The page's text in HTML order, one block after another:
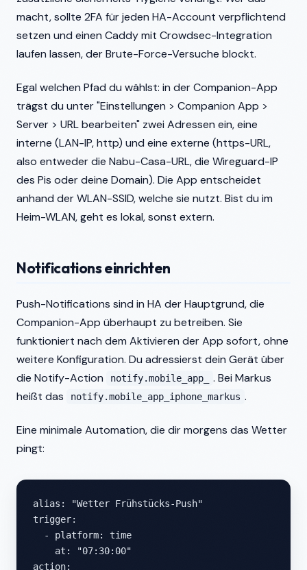
macht, sollte 2FA für jeden HA-Account verpflichtend
setzen und einen Caddy mit Crowdsec-Integration
laufen lassen, der Brute-Force-Versuche blockt.
Egal welchen Pfad du wählst: in der Companion-App
trägst du unter "Einstellungen > Companion App >
Server > URL bearbeiten" zwei Adressen ein, eine
interne (LAN-IP, http) und eine externe (https-URL,
also entweder die Nabu-Casa-URL, die Wireguard-IP
des Pis oder deine Domain). Die App entscheidet
anhand der WLAN-SSID, welche sie nutzt. Bist du im
Heim-WLAN, geht es lokal, sonst extern.
Notifications einrichten
Push-Notifications sind in HA der Hauptgrund, die
Companion-App überhaupt zu betreiben. Sie
funktioniert nach dem Aktivieren der App sofort, ohne
weitere Konfiguration. Du adressierst dein Gerät über
die Notify-Action
notify.mobile_app_
. Bei Markus
heißt das
notify.mobile_app_iphone_markus .
Eine minimale Automation, die dir morgens das Wetter
pingt:
alias: "Wetter Frühstücks-Push"
trigger:
  - platform: time
    at: "07:30:00"
action: